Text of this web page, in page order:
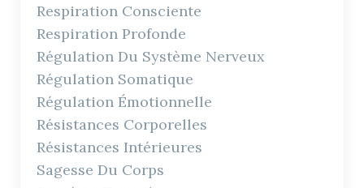
Respiration Consciente
Respiration Profonde
Régulation Du Système Nerveux
Régulation Somatique
Régulation Émotionnelle
Résistances Corporelles
Résistances Intérieures
Sagesse Du Corps